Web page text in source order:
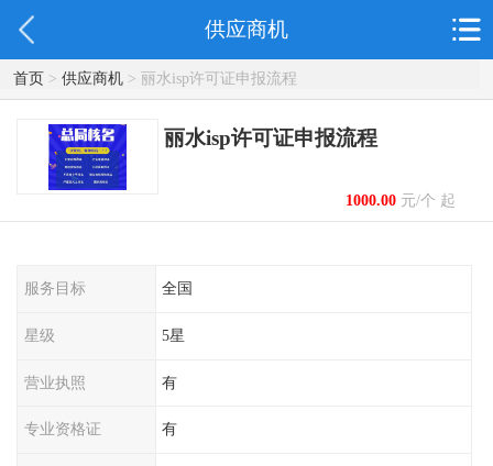
供应商机
首页> 供应商机> 丽水isp许可证申报流程
丽水isp许可证申报流程
1000.00元/个 起
服务目标 全国
星级 5星
营业执照 有
专业资格证 有